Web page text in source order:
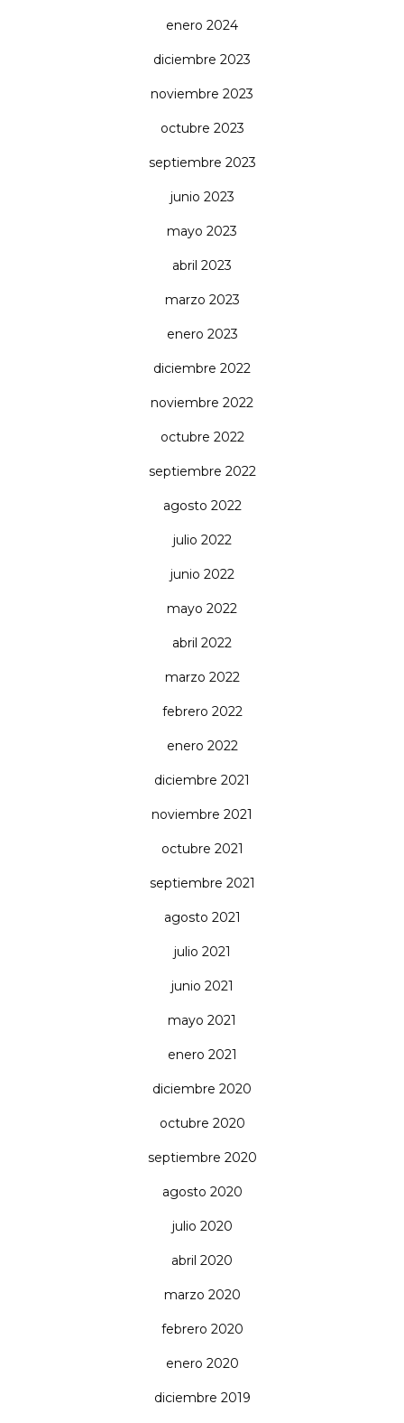
enero 2024
diciembre 2023
noviembre 2023
octubre 2023
septiembre 2023
junio 2023
mayo 2023
abril 2023
marzo 2023
enero 2023
diciembre 2022
noviembre 2022
octubre 2022
septiembre 2022
agosto 2022
julio 2022
junio 2022
mayo 2022
abril 2022
marzo 2022
febrero 2022
enero 2022
diciembre 2021
noviembre 2021
octubre 2021
septiembre 2021
agosto 2021
julio 2021
junio 2021
mayo 2021
enero 2021
diciembre 2020
octubre 2020
septiembre 2020
agosto 2020
julio 2020
abril 2020
marzo 2020
febrero 2020
enero 2020
diciembre 2019